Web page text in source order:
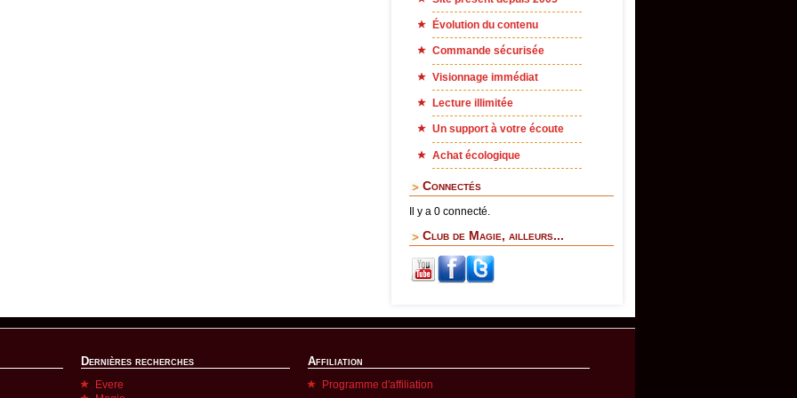
Évolution du contenu
Commande sécurisée
Visionnage immédiat
Lecture illimitée
Un support à votre écoute
Achat écologique
Connectés
Il y a 0 connecté.
Club de Magie, ailleurs...
Dernières recherches
Evere
Affiliation
Programme d'affiliation